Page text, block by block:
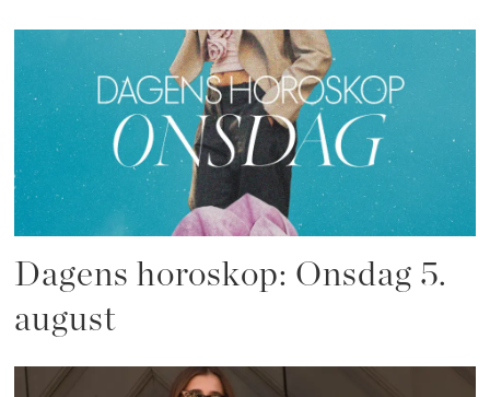
Dagens horoskop: Onsdag 5.
august